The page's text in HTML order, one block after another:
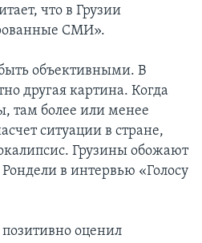
что в Грузии
СМИ».
объективными. В
другая картина. Когда
там более или менее
ситуации в стране,
Грузины обожают
в интервью «Голосу
оценил